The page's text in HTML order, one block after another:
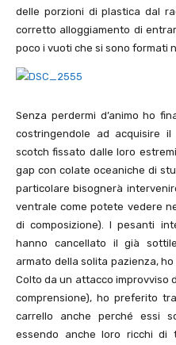
delle porzioni di plastica dal
corretto alloggiamento di
poco i vuoti che si sono formati
Senza perdermi d’animo ho
costringendole ad acquisire
scotch fissato dalle loro
gap con colate oceaniche di
particolare bisognerà
ventrale come potete vedere
di composizione). I pesanti
hanno cancellato il già
armato della solita pazienza,
Colto da un attacco improvviso
comprensione), ho preferito
carrello anche perché essi
essendo anche loro ricchi di